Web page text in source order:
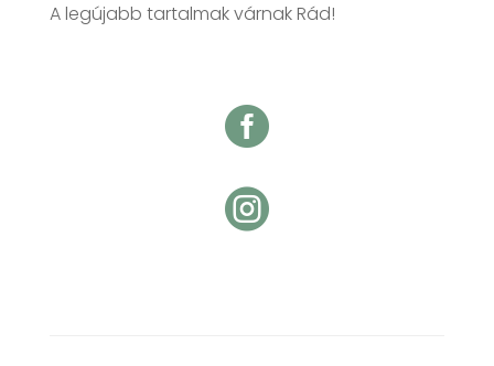
A legújabb tartalmak várnak Rád!

